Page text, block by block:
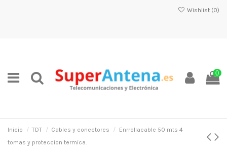
Wishlist (0)
0
Inicio TDT Cables y conectores
Enrrollacable 50 mts 4
tomas y proteccion termica.